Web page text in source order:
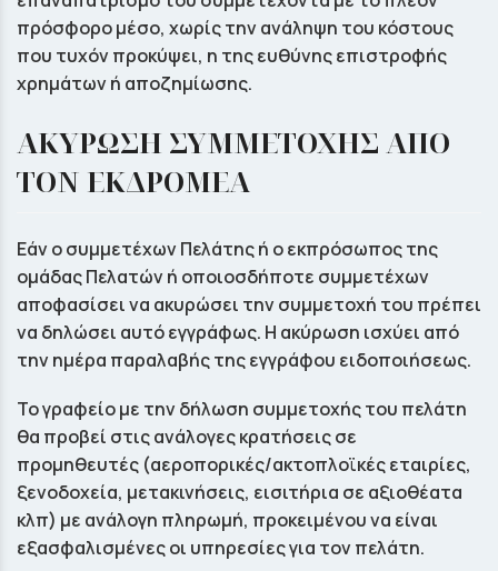
πρόσφορο μέσο, χωρίς την ανάληψη του κόστους
που τυχόν προκύψει, η της ευθύνης επιστροφής
χρημάτων ή αποζημίωσης.
ΑΚΥΡΩΣΗ ΣΥΜΜΕΤΟΧΗΣ ΑΠΟ
ΤΟΝ ΕΚΔΡΟΜΕΑ
Εάν ο συμμετέχων Πελάτης ή ο εκπρόσωπος της
ομάδας Πελατών ή οποιοσδήποτε συμμετέχων
αποφασίσει να ακυρώσει την συμμετοχή του πρέπει
να δηλώσει αυτό εγγράφως. Η ακύρωση ισχύει από
την ημέρα παραλαβής της εγγράφου ειδοποιήσεως.
Το γραφείο με την δήλωση συμμετοχής του πελάτη
θα προβεί στις ανάλογες κρατήσεις σε
προμηθευτές (αεροπορικές/ακτοπλοϊκές εταιρίες,
ξενοδοχεία, μετακινήσεις, εισιτήρια σε αξιοθέατα
κλπ) με ανάλογη πληρωμή, προκειμένου να είναι
εξασφαλισμένες οι υπηρεσίες για τον πελάτη.